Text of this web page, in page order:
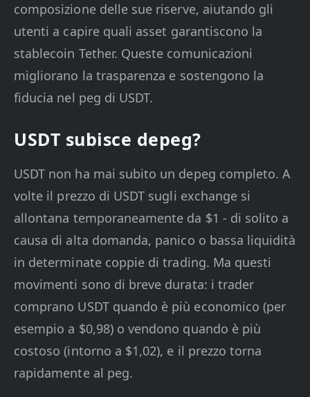
composizione delle sue riserve, aiutando gli
utenti a capire quali asset garantiscono la
stablecoin Tether. Queste comunicazioni
migliorano la trasparenza e sostengono la
fiducia nel peg di USDT.
USDT subisce depeg?
USDT non ha mai subito un depeg completo. A
volte il prezzo di USDT sugli exchange si
allontana temporaneamente da $1 - di solito a
causa di alta domanda, panico o bassa liquidità
in determinate coppie di trading. Ma questi
movimenti sono di breve durata: i trader
comprano USDT quando è più economico (per
esempio a $0,98) o vendono quando è più
costoso (intorno a $1,02), e il prezzo torna
rapidamente al peg.